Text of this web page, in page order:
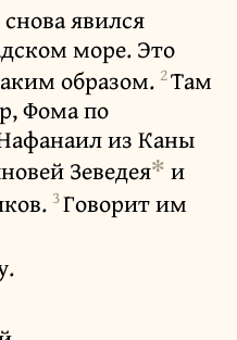
явился
море. Это
образом. 2Там
Фома по
из Каны
Зеведея✻ и
3Говорит им